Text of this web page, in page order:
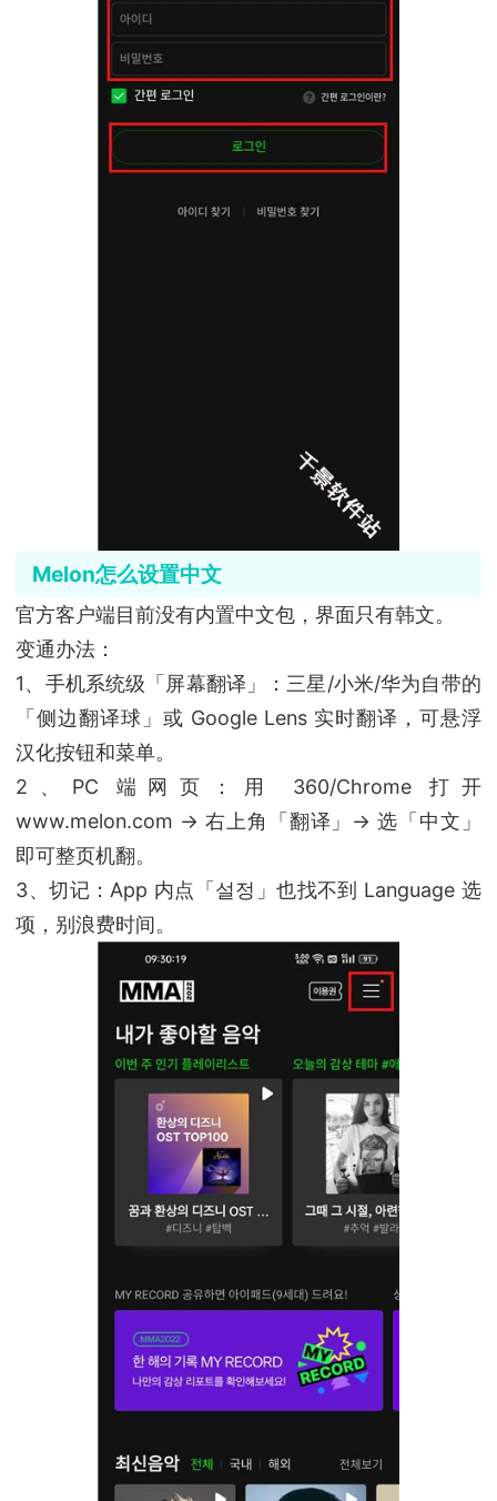
Melon怎么设置中文
官方客户端目前没有内置中文包，界面只有韩文。
变通办法：
1、手机系统级「屏幕翻译」：三星/小米/华为自带的
「侧边翻译球」或 Google Lens 实时翻译，可悬浮
汉化按钮和菜单。
2、PC 端网页：用 360/Chrome 打开
www.melon.com → 右上角「翻译」→ 选「中文」
即可整页机翻。
3、切记：App 内点「설정」也找不到 Language 选
项，别浪费时间。